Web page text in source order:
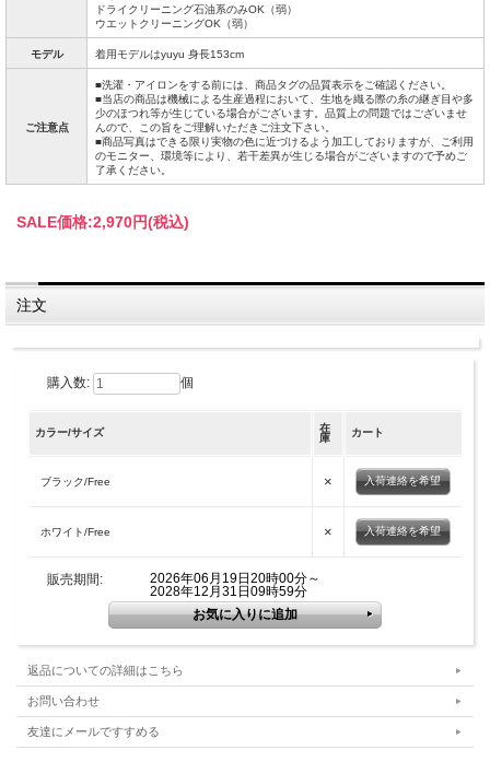
ドライクリーニング石油系のみOK（弱）
ウエットクリーニングOK（弱）
モデル 着用モデルはyuyu 身長153cm
ご注意点
■洗濯・アイロンをする前には、商品タグの品質表示をご確認ください。
■当店の商品は機械による生産過程において、生地を織る際の糸の継ぎ目や多
少のほつれ等が生じている場合がございます。品質上の問題ではございませ
んので、この旨をご理解いただきご注文下さい。
■商品写真はできる限り実物の色に近づけるよう加工しておりますが、ご利用
のモニター、環境等により、若干差異が生じる場合がございますので予めご
了承ください。
SALE価格:2,970円(税込)
注文
購入数: 個
カラー/サイズ
在
庫
カート
ブラック/Free × 入荷連絡を希望
ホワイト/Free × 入荷連絡を希望
販売期間:
2026年06月19日20時00分～
2028年12月31日09時59分
返品についての詳細はこちら
お問い合わせ
友達にメールですすめる